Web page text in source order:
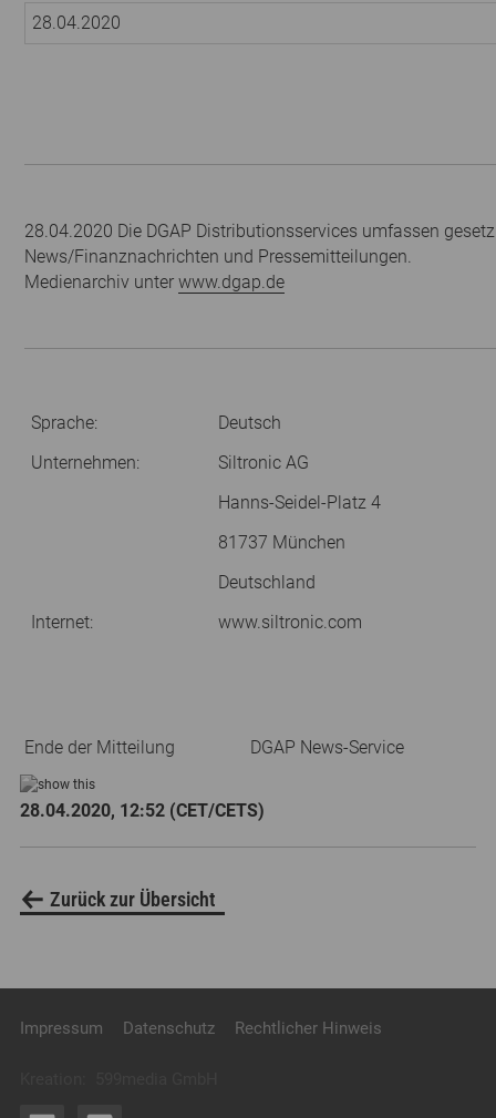
28.04.2020
28.04.2020 Die DGAP Distributionsservices umfassen
News/Finanznachrichten und Pressemitteilungen.
Medienarchiv unter www.dgap.de
Sprache:
Deutsch
Unternehmen:
Siltronic AG
Hanns-Seidel-Platz 4
81737 München
Deutschland
Internet:
www.siltronic.com
Ende der Mitteilung DGAP News-Service
28.04.2020, 12:52 (CET/CETS)
Zurück zur Übersicht
Impressum Datenschutz Rechtlicher Hinweis